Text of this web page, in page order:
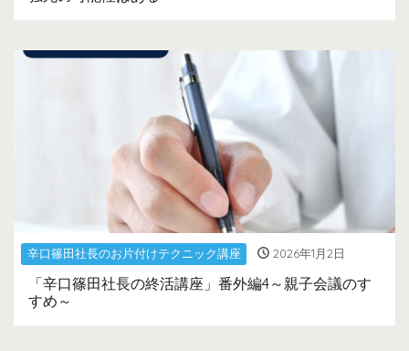
辛口篠田社長のお片付けテクニック講座 2026年1月2日
「辛口篠田社長の終活講座」番外編4～親子会議のす
すめ～